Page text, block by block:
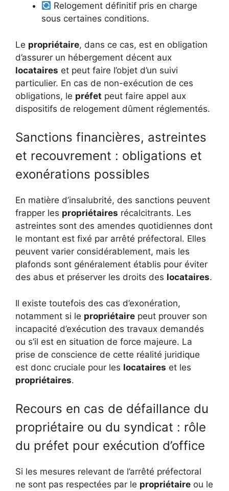
Relogement définitif pris en charge
sous certaines conditions.
Le propriétaire, dans ce cas, est en obligation
d’assurer un hébergement décent aux
locataires et peut faire l’objet d’un suivi
particulier. En cas de non-exécution de ces
obligations, le préfet peut faire appel aux
dispositifs de relogement dûment réglementés.
Sanctions financières, astreintes
et recouvrement : obligations et
exonérations possibles
En matière d’insalubrité, des sanctions peuvent
frapper les propriétaires récalcitrants. Les
astreintes sont des amendes quotidiennes dont
le montant est fixé par arrêté préfectoral. Elles
peuvent varier considérablement, mais les
plafonds sont généralement établis pour éviter
des abus et préserver les droits des locataires.
Il existe toutefois des cas d’exonération,
notamment si le propriétaire peut prouver son
incapacité d’exécution des travaux demandés
ou s’il est en situation de force majeure. La
prise de conscience de cette réalité juridique
est donc cruciale pour les locataires et les
propriétaires.
Recours en cas de défaillance du
propriétaire ou du syndicat : rôle
du préfet pour exécution d’office
Si les mesures relevant de l’arrêté préfectoral
ne sont pas respectées par le propriétaire ou le